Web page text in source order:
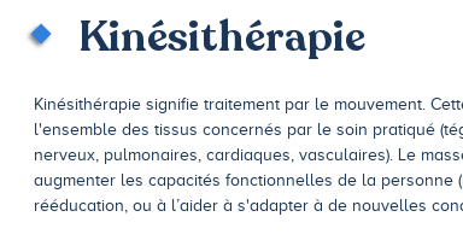
Kinésithérapie
Kinésithérapie signifie traitement par le mouvement.
l'ensemble des tissus concernés par le soin pratiqué
nerveux, pulmonaires, cardiaques, vasculaires). Le
augmenter les capacités fonctionnelles de la personne
rééducation, ou à l’aider à s'adapter à de nouvelles